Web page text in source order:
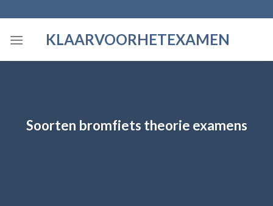
to
content
KLAARVOORHETEXAMEN
Soorten bromfiets theorie examens